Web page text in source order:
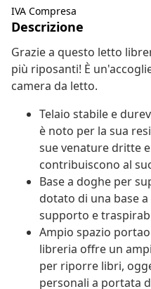
IVA Compresa
Descrizione
Grazie a questo letto
più riposanti! È
camera da letto.
Telaio stabile e
è noto per la sua
sue venature dritte
contribuiscono al
Base a doghe per
dotato di una base
supporto e
Ampio spazio
libreria offre un
per riporre libri,
personali a portata